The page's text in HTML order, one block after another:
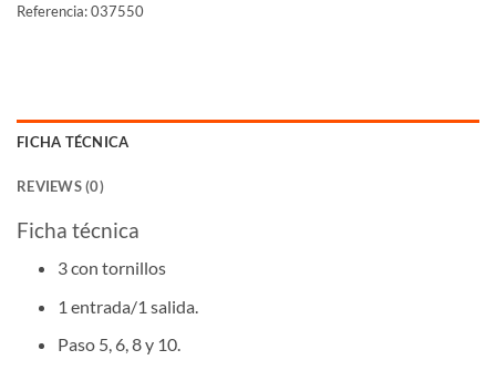
Referencia:037550
FICHA TÉCNICA
REVIEWS (0)
Ficha técnica
3 con tornillos
1 entrada/1 salida.
Paso 5, 6, 8 y 10.